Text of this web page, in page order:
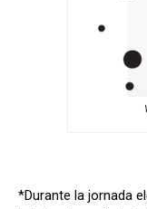
*Durante la jornada